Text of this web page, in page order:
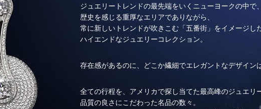
ジュエリートレンドの最先端をいくニューヨークの中で
歴史を感じる重厚なエリアでありながら、
常に新しいトレンドが吹きこむ「五番街」をイメージし
ハイエンドなジュエリーコレクション。
存在感があるのに、どこか繊細でエレガントなデザイン
全ての行程を、アメリカで探し当てた最高峰のジュエリ
品質の良さにこだわった名品の数々。